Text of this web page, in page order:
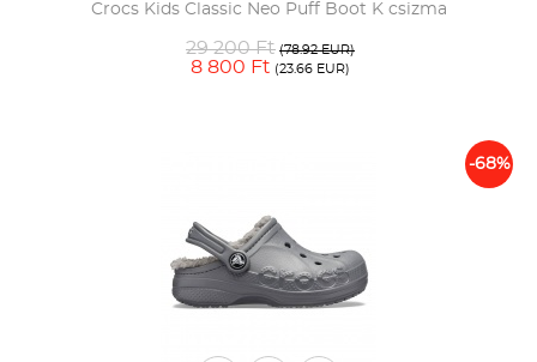
Crocs Kids Classic Neo Puff Boot K csizma
29 200 Ft (78.92 EUR)
8 800 Ft (23.66 EUR)
-68%